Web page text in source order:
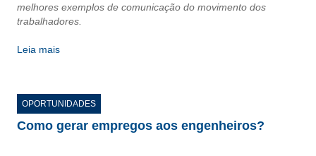
JORNAL DO ENGENHEIRO
NOTÍCIAS NO WHATSAPP
FOTOS
melhores exemplos de comunicação do movimento dos
trabalhadores.
Leia mais
OPORTUNIDADES
Como gerar empregos aos engenheiros?